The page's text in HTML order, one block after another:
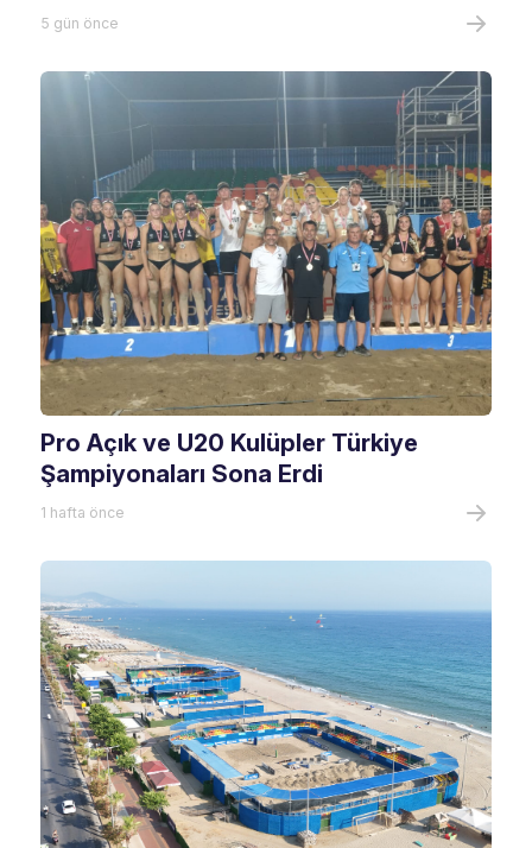
5 gün önce
Pro Açık ve U20 Kulüpler Türkiye
Şampiyonaları Sona Erdi
1 hafta önce